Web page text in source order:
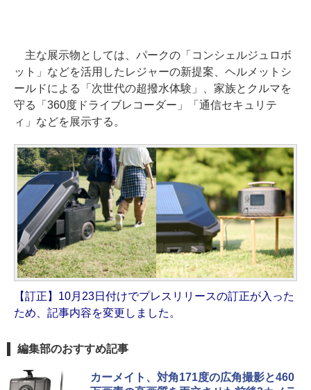
主な展示物としては、パークの「コンシェルジュロボ
ット」などを活用したレジャーの新提案、ヘルメットシ
ールドによる「次世代の超撥水体験」、家族とクルマを
守る「360度ドライブレコーダー」「通信セキュリテ
ィ」などを展示する。
【訂正】10月23日付けでプレスリリースの訂正が入った
ため、記事内容を変更しました。
編集部のおすすめ記事
カーメイト、対角171度の広角撮影と460